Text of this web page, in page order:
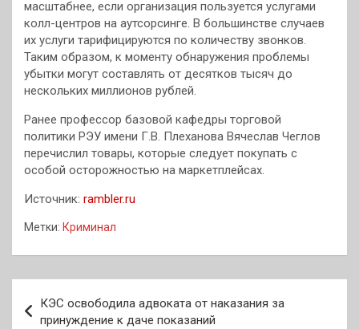
масштабнее, если организация пользуется услугами
колл-центров на аутсорсинге. В большинстве случаев
их услуги тарифицируются по количеству звонков.
Таким образом, к моменту обнаружения проблемы
убытки могут составлять от десятков тысяч до
нескольких миллионов рублей.
Ранее профессор базовой кафедры торговой
политики РЭУ имени Г.В. Плеханова Вячеслав Чеглов
перечислил товары, которые следует покупать с
особой осторожностью на маркетплейсах.
Источник: rambler.ru
Метки: Криминал
по
КЭС освободила адвоката от наказания за
принуждение к даче показаний